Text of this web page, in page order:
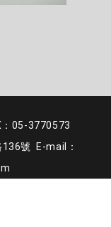
05-3770573
號 E-mail：